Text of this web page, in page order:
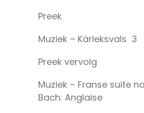
Preek
Muziek – Kärleksvals 3
Preek vervolg
Muziek – Franse suite
Bach: Anglaise